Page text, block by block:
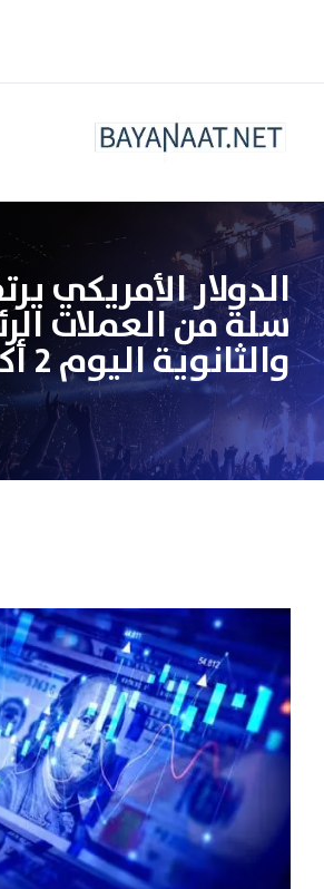
الدولار الأمريكي
سلة من العملات
والثانوية اليوم 2 أكتوبر